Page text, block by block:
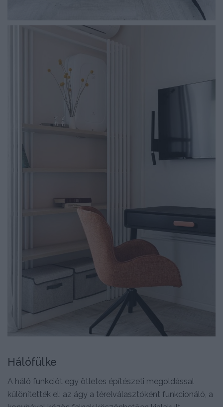
Hálófülke
A háló funkciót egy ötletes építészeti megoldással
különítették el: az ágy a térelválasztóként funkcionáló, a